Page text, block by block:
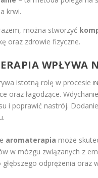
krwi.
można stworzyć
oraz zdrowie fizyczne.
WPŁYWA
istotną rolę w procesie
oraz łagodzące.
i poprawić nastrój.
aromaterapia może
w mózgu związanych z
odprężenia oraz